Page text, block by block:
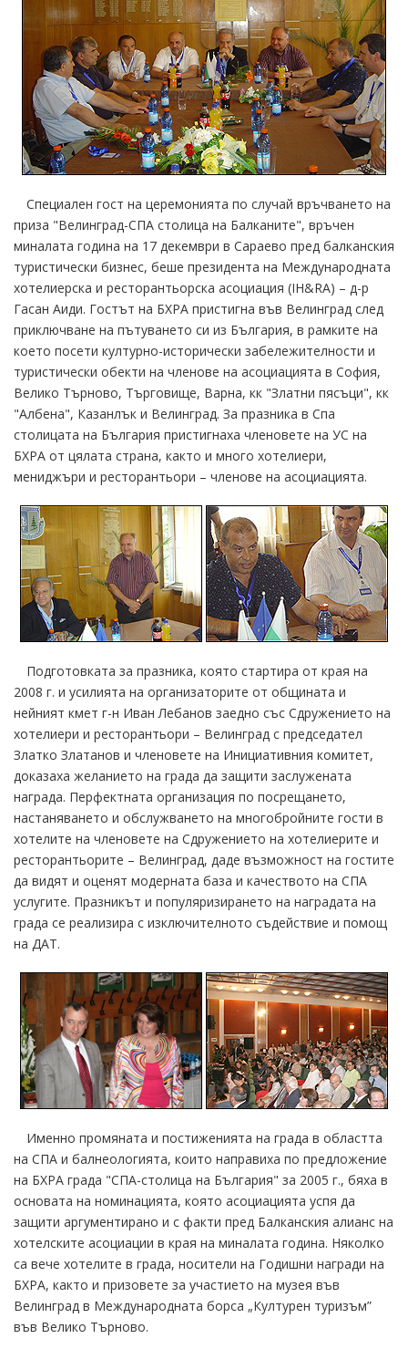
Специален гост на церемонията по случай връчването на
приза "Велинград-СПА столица на Балканите", връчен
миналата година на 17 декември в Сараево пред балканския
туристически бизнес, беше президента на Международната
хотелиерска и ресторантьорска асоциация (IH&RA) – д-р
Гасан Аиди. Гостът на БХРА пристигна във Велинград след
приключване на пътуването си из България, в рамките на
което посети културно-исторически забележителности и
туристически обекти на членове на асоциацията в София,
Велико Търново, Търговище, Варна, кк "Златни пясъци", кк
"Албена", Казанлък и Велинград. За празника в Спа
столицата на България пристигнаха членовете на УС на
БХРА от цялата страна, както и много хотелиери,
мениджъри и ресторантьори – членове на асоциацията.
Подготовката за празника, която стартира от края на
2008 г. и усилията на организаторите от общината и
нейният кмет г-н Иван Лебанов заедно със Сдружението на
хотелиери и ресторантьори – Велинград с председател
Златко Златанов и членовете на Инициативния комитет,
доказаха желанието на града да защити заслужената
награда. Перфектната организация по посрещането,
настаняването и обслужването на многобройните гости в
хотелите на членовете на Сдружението на хотелиерите и
ресторантьорите – Велинград, даде възможност на гостите
да видят и оценят модерната база и качеството на СПА
услугите. Празникът и популяризирането на наградата на
града се реализира с изключителното съдействие и помощ
на ДАТ.
Именно промяната и постиженията на града в областта
на СПА и балнеологията, които направиха по предложение
на БХРА града "СПА-столица на България" за 2005 г., бяха в
основата на номинацията, която асоциацията успя да
защити аргументирано и с факти пред Балканския алианс на
хотелските асоциации в края на миналата година. Няколко
са вече хотелите в града, носители на Годишни награди на
БХРА, както и призовете за участието на музея във
Велинград в Международната борса „Културен туризъм”
във Велико Търново.